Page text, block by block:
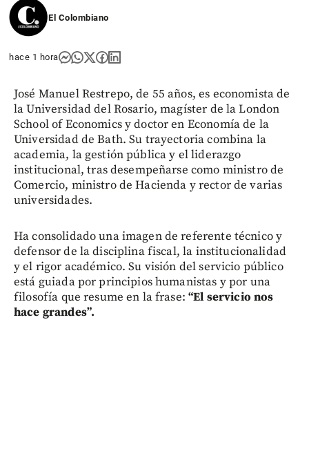
El Colombiano
hace 1 hora
José Manuel Restrepo, de 55 años, es economista de
la Universidad del Rosario, magíster de la London
School of Economics y doctor en Economía de la
Universidad de Bath. Su trayectoria combina la
academia, la gestión pública y el liderazgo
institucional, tras desempeñarse como ministro de
Comercio, ministro de Hacienda y rector de varias
universidades.
Ha consolidado una imagen de referente técnico y
defensor de la disciplina fiscal, la institucionalidad
y el rigor académico. Su visión del servicio público
está guiada por principios humanistas y por una
filosofía que resume en la frase:“El servicio nos
hace grandes”.